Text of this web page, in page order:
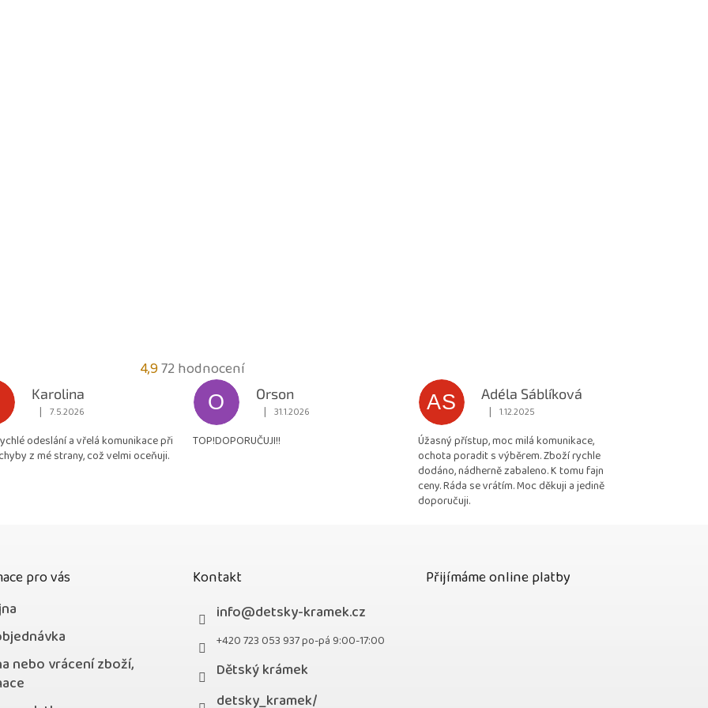
4,9Průměrné
hodnocení
obchodu
4,9
z
72 hodnocení
Karolina
Hodnocení obchodu je 5 z 5 hvězdiček.
| 7.5.2026
odeslání a vřelá komunikace při
z mé strany, což velmi oceňuji.
O
Orson
Hodnocení obchodu je 5 z 5 hvězdiček.
| 31.1.2026
TOP!DOPORUČUJI!!
AS
Adéla Sáblíková
Hodnocení obchodu je 5 z 5 hvězdiček.
| 1.12.2025
Úžasný přístup, moc milá komunikace,
ochota poradit s výběrem. Zboží rychle
dodáno, nádherně zabaleno. K tomu fajn
ceny. Ráda se vrátím. Moc děkuji a jedině
doporučuji.
pro vás
nebo vrácení zboží,
Kontakt
info@detsky-kramek.cz
+420 723 053 937 po-pá 9:00-17:00
Dětský krámek
detsky_kramek/
Přijímáme online platby